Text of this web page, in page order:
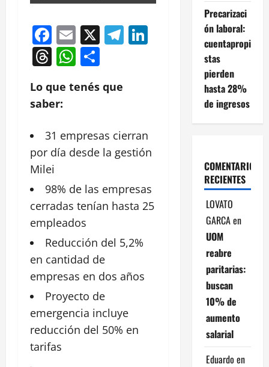
Facebook
Email
X Telegram
LinkedIn
Threads
WhatsApp
Lo que tenés que
saber:
31 empresas cierran
por día desde la gestión
Milei
98% de las empresas
cerradas tenían hasta 25
empleados
Reducción del 5,2%
en cantidad de
empresas en dos años
Proyecto de
emergencia incluye
reducción del 50% en
tarifas
Precarizaci
ón laboral:
cuentapropi
stas
pierden
hasta 28%
de ingresos
COMENTARIOS
RECIENTES
LOVATO
GARCAen
UOM
reabre
paritarias:
buscan
10% de
aumento
salarial
Eduardo en